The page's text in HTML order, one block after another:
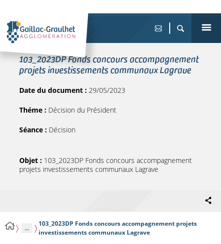
103_2023DP Fonds concours accompagnement
projets investissements communaux Lagrave
Date du document : 29/05/2023
Théme : Décision du Président
Séance : Décision
Objet : 103_2023DP Fonds concours accompagnement
projets investissements communaux Lagrave
...
103_2023DP Fonds concours accompagnement projets
investissements communaux Lagrave